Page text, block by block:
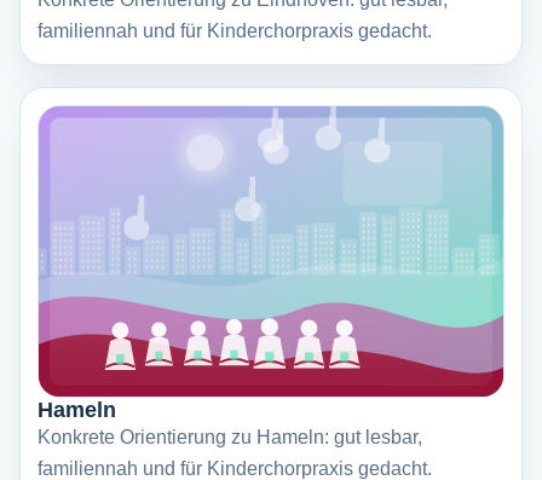
familiennah und für Kinderchorpraxis gedacht.
Hameln
Konkrete Orientierung zu Hameln: gut lesbar,
familiennah und für Kinderchorpraxis gedacht.